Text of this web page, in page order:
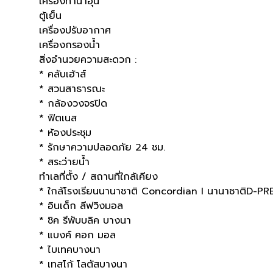
ตู้เย็น
เครื่องปรับอากาศ
เครื่องกรองน้ำ
สิ่งอำนวยความสะดวก :
* คลับเฮ้าส์
* สวนสาธารณะ
* กล้องวงจรปิด
* ฟิตเนส
* ห้องประชุม
* รักษาความปลอดภัย 24 ชม.
* สระว่ายน้ำ
ทำเลที่ตั้ง / สถานที่ใกล้เคียง
* ใกล้โรงเรียนนานาชาติ Concordian I นานาชาติD-
* อินเด็ก ลีฟวิงมอล
* ชิค รีพับบลิค บางนา
* แบงค์ คอก มอล
* ไบเทคบางนา
* เทสโก้ โลตัสบางนา